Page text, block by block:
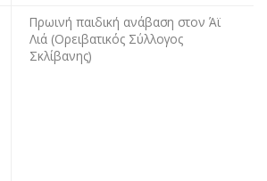
Πρωινή παιδική ανάβαση στον Άϊ
Λιά (Ορειβατικός Σύλλογος
Σκλίβανης)